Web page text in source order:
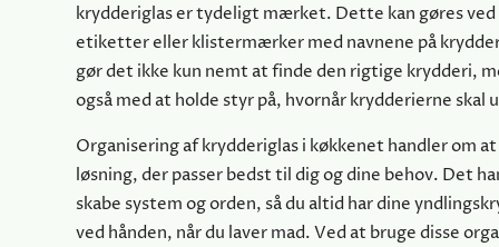
krydderiglas er tydeligt mærket. Dette kan gøres
etiketter eller klistermærker med navnene på
gør det ikke kun nemt at finde den rigtige krydderi,
også med at holde styr på, hvornår krydderierne skal
Organisering af krydderiglas i køkkenet handler om
løsning, der passer bedst til dig og dine behov. Det
skabe system og orden, så du altid har dine
ved hånden, når du laver mad. Ved at bruge disse